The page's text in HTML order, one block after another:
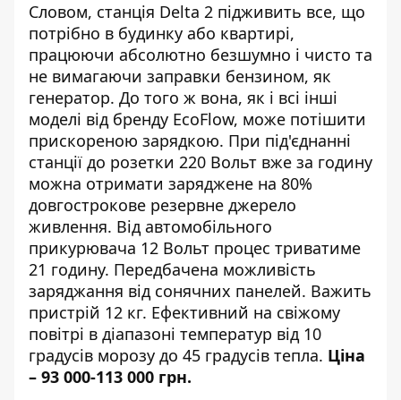
Словом, станція Delta 2 підживить все, що
потрібно в будинку або квартирі,
працюючи абсолютно безшумно і чисто та
не вимагаючи заправки бензином, як
генератор. До того ж вона, як і всі інші
моделі від бренду EcoFlow, може потішити
прискореною зарядкою. При під'єднанні
станції до розетки 220 Вольт вже за годину
можна отримати заряджене на 80%
довгострокове резервне джерело
живлення. Від автомобільного
прикурювача 12 Вольт процес триватиме
21 годину. Передбачена можливість
заряджання від сонячних панелей. Важить
пристрій 12 кг. Ефективний на свіжому
повітрі в діапазоні температур від 10
градусів морозу до 45 градусів тепла. Ціна
– 93 000-113 000 грн.